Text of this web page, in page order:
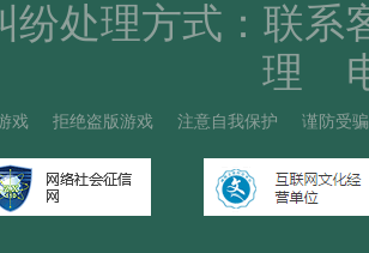
纷处理方式：联系
理 电
戏 拒绝盗版游戏 注意自我保护 谨防受